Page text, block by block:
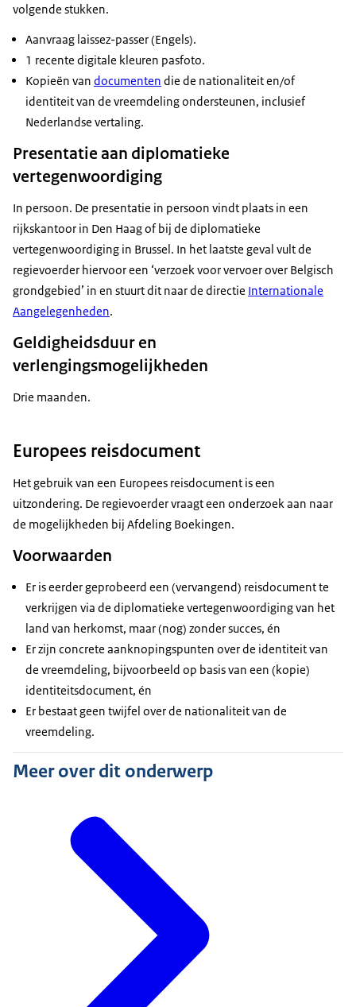
volgende stukken.
Aanvraag laissez-passer (Engels).
1 recente digitale kleuren pasfoto.
Kopieën van documenten die de nationaliteit en/of
identiteit van de vreemdeling ondersteunen, inclusief
Nederlandse vertaling.
Presentatie aan diplomatieke
vertegenwoordiging
In persoon. De presentatie in persoon vindt plaats in een
rijkskantoor in Den Haag of bij de diplomatieke
vertegenwoordiging in Brussel. In het laatste geval vult de
regievoerder hiervoor een ‘verzoek voor vervoer over Belgisch
grondgebied’ in en stuurt dit naar de directie Internationale
Aangelegenheden.
Geldigheidsduur en
verlengingsmogelijkheden
Drie maanden.
Europees reisdocument
Het gebruik van een Europees reisdocument is een
uitzondering. De regievoerder vraagt een onderzoek aan naar
de mogelijkheden bij Afdeling Boekingen.
Voorwaarden
Er is eerder geprobeerd een (vervangend) reisdocument te
verkrijgen via de diplomatieke vertegenwoordiging van het
land van herkomst, maar (nog) zonder succes, én
Er zijn concrete aanknopingspunten over de identiteit van
de vreemdeling, bijvoorbeeld op basis van een (kopie)
identiteitsdocument, én
Er bestaat geen twijfel over de nationaliteit van de
vreemdeling.
Meer over dit onderwerp